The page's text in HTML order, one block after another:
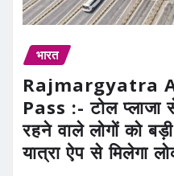
भारत
Rajmargyatra
Pass :- टोल प्लाजा
रहने वाले लोगों को
यात्रा ऐप से मिलेगा